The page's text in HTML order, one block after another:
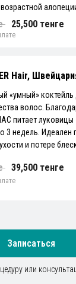
Hair,
«умный» коктейль
волос.
питает луковицы
3 недель. Идеален
и потере
39,500 тенге
25,500 тенге
Записаться
или
препараты
всегда на
и решают все